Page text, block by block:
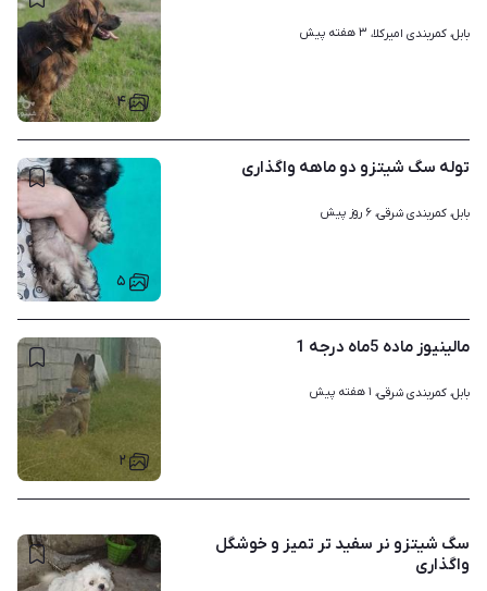
۴
بابل، کمربندی امیرکلا، ۳ هفته پیش
۵
توله سگ شیتزو دو ماهه واگذاری
بابل، کمربندی شرقی، ۶ روز پیش
۲
مالینیوز ماده 5ماه درجه 1
بابل، کمربندی شرقی، ۱ هفته پیش
سگ شیتزو نر سفید تر تمیز و خوشگل
واگذاری